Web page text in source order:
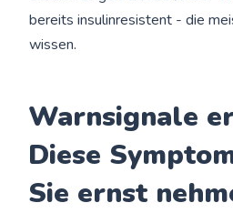
bereits insulinresistent - die
wissen.
Warnsignale
Diese
Sie ernst